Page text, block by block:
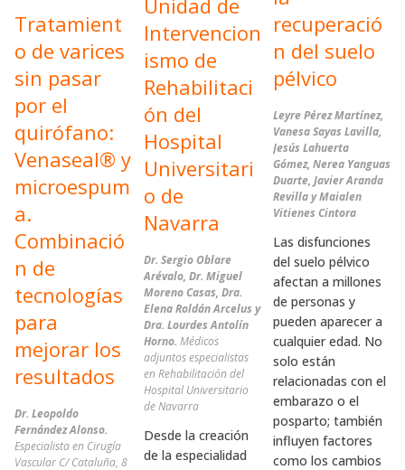
Tratamient
o de varices
sin pasar
por el
quirófano:
Venaseal® y
microespum
a.
Combinació
n de
tecnologías
para
mejorar los
resultados
Dr. Leopoldo
Fernández Alonso.
Especialista en Cirugía
Vascular C/ Cataluña, 8
Intervencion
ismo de
Rehabilitaci
ón del
Hospital
Universitari
o de
Navarra
Dr. Sergio Oblare
Arévalo, Dr. Miguel
Moreno Casas, Dra.
Elena Roldán Arcelus y
Dra. Lourdes Antolín
Horno. Médicos
adjuntos especialistas
en Rehabilitación del
Hospital Universitario
de Navarra
Desde la creación
de la especialidad
recuperació
n del suelo
pélvico
Leyre Pérez Martínez,
Vanesa Sayas Lavilla,
Jesús Lahuerta
Gómez, Nerea Yanguas
Duarte, Javier Aranda
Revilla y Maialen
Vitienes Cintora
Las disfunciones
del suelo pélvico
afectan a millones
de personas y
pueden aparecer a
cualquier edad. No
solo están
relacionadas con el
embarazo o el
posparto; también
influyen factores
como los cambios